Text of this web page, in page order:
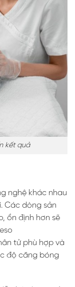
kết quả
nghệ khác nhau
Các dòng sản
ổn định hơn sẽ
tử phù hợp và
độ căng bóng